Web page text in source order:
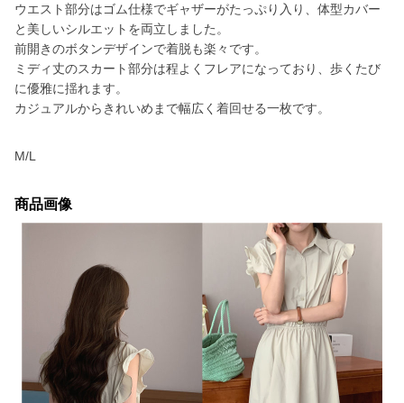
ウエスト部分はゴム仕様でギャザーがたっぷり入り、体型カバー
と美しいシルエットを両立しました。
前開きのボタンデザインで着脱も楽々です。
ミディ丈のスカート部分は程よくフレアになっており、歩くたび
に優雅に揺れます。
カジュアルからきれいめまで幅広く着回せる一枚です。
M/L
商品画像